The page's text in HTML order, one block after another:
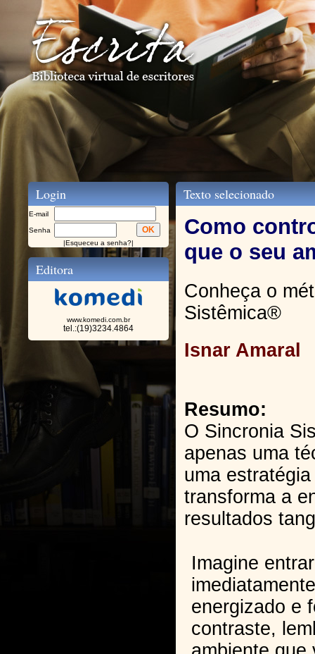
Login
E-mail
Senha
|Esqueceu a senha?|
Editora
www.komedi.com.br
tel.:(19)3234.4864
Texto selecionado
Como
que o seu
Conheça o
Sistêmica®
Isnar Amaral
Resumo:
O Sincronia
apenas uma
uma
transforma a
resultados
Imagine
energizado e
contraste,